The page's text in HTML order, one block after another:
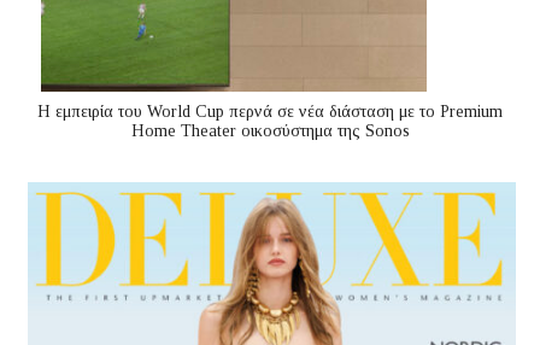
Η εμπειρία του World Cup περνά σε νέα διάσταση με το Premium
Home Theater οικοσύστημα της Sonos